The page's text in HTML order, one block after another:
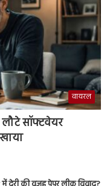
वायरल
लौटे सॉफ्टवेयर